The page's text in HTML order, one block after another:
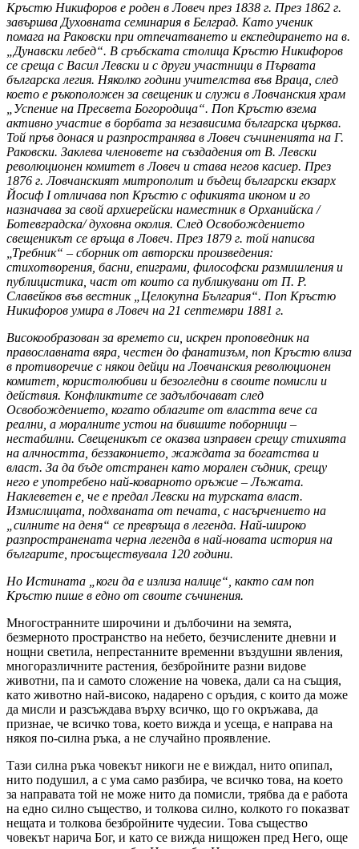
Кръстю Никифоров е роден в Ловеч през 1838 г. През 1862 г.
завършва Духовната семинария в Белград. Като ученик
помага на Раковски при отпечатването и експедирането на в.
„Дунавски лебед“. В сръбската столица Кръстю Никифоров
се среща с Васил Левски и с други участници в Първата
българска легия. Няколко години учителства във Враца, след
което е ръкоположен за свещеник и служи в Ловчанския храм
„Успение на Пресвета Богородица“. Поп Кръстю взема
активно участие в борбата за независима българска църква.
Той пръв донася и разпространява в Ловеч съчиненията на Г.
Раковски. Заклева членовете на създадения от В. Левски
революционен комитет в Ловеч и става негов касиер. През
1876 г. Ловчанският митрополит и бъдещ български екзарх
Йосиф I отличава поп Кръстю с офикията иконом и го
назначава за свой архиерейски наместник в Орханийска /
Ботевградска/ духовна околия. След Освобождението
свещеникът се връща в Ловеч. През 1879 г. той написва
„Требник“ – сборник от авторски произведения:
стихотворения, басни, епиграми, философски размишления и
публицистика, част от които са публикувани от П. Р.
Славейков във вестник „Целокупна България“. Поп Кръстю
Никифоров умира в Ловеч на 21 септември 1881 г.
Високообразован за времето си, искрен проповедник на
православната вяра, честен до фанатизъм, поп Кръстю влиза
в противоречие с някои дейци на Ловчанския революционен
комитет, користолюбиви и безогледни в своите помисли и
действия. Конфликтите се задълбочават след
Освобождението, когато облагите от властта вече са
реални, а моралните устои на бившите поборници –
нестабилни. Свещеникът се оказва изправен срещу стихията
на алчността, беззаконието, жаждата за богатства и
власт. За да бъде отстранен като морален съдник, срещу
него е употребено най-коварното оръжие – Лъжата.
Наклеветен е, че е предал Левски на турската власт.
Измислицата, подхваната от печата, с насърчението на
„силните на деня“ се превръща в легенда. Най-широко
разпространената черна легенда в най-новата история на
българите, просъществувала 120 години.
Но Истината „коги да е излиза налице“, както сам поп
Кръстю пише в едно от своите съчинения.
Многостранните широчини и дълбочини на земята,
безмерното пространство на небето, безчислените дневни и
нощни светила, непрестанните временни въздушни явления,
многоразличните растения, безбройните разни видове
животни, па и самото сложение на човека, дали са на същия,
като животно най-високо, надарено с оръдия, с които да може
да мисли и разсъждава върху всичко, що го окръжава, да
признае, че всичко това, което вижда и усеща, е направа на
някоя по-силна ръка, а не случайно проявление.
Тази силна ръка човекът никоги не е виждал, нито опипал,
нито подушил, а с ума само разбира, че всичко това, на което
за направата той не може нито да помисли, трябва да е работа
на едно силно същество, и толкова силно, колкото го показват
нещата и толкова безбройните чудесии. Това същество
човекът нарича Бог, и като се вижда нищожен пред Него, още